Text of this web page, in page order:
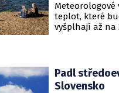
teplot, které
vyšplhají až na
Padl
Slovensko